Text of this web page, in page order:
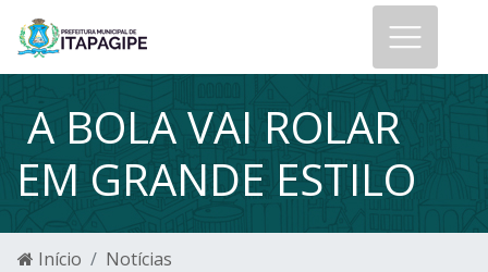
A BOLA VAI ROLAR
EM GRANDE ESTILO
Início Notícias